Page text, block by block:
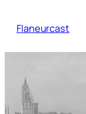
Inhalt
Flaneurcast